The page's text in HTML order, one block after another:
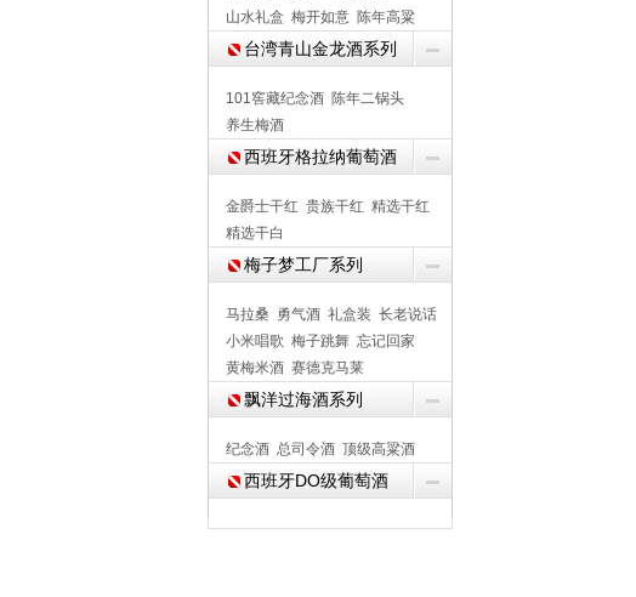
山水礼盒 梅开如意 陈年高粱
台湾青山金龙酒系列
101窖藏纪念酒 陈年二锅头
养生梅酒
西班牙格拉纳葡萄酒
金爵士干红 贵族干红 精选干红
精选干白
梅子梦工厂系列
马拉桑 勇气酒 礼盒装 长老说话
小米唱歌 梅子跳舞 忘记回家
黄梅米酒 赛德克马莱
飘洋过海酒系列
纪念酒 总司令酒 顶级高粱酒
西班牙DO级葡萄酒